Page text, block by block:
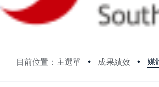
目前位置：主選單 成果績效 媒